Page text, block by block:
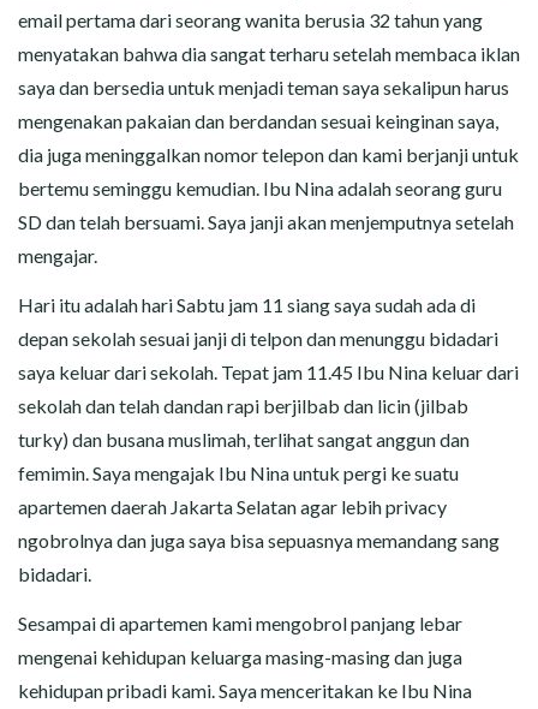
email pertama dari seorang wanita berusia 32 tahun yang
menyatakan bahwa dia sangat terharu setelah membaca iklan
saya dan bersedia untuk menjadi teman saya sekalipun harus
mengenakan pakaian dan berdandan sesuai keinginan saya,
dia juga meninggalkan nomor telepon dan kami berjanji untuk
bertemu seminggu kemudian. Ibu Nina adalah seorang guru
SD dan telah bersuami. Saya janji akan menjemputnya setelah
mengajar.
Hari itu adalah hari Sabtu jam 11 siang saya sudah ada di
depan sekolah sesuai janji di telpon dan menunggu bidadari
saya keluar dari sekolah. Tepat jam 11.45 Ibu Nina keluar dari
sekolah dan telah dandan rapi berjilbab dan licin (jilbab
turky) dan busana muslimah, terlihat sangat anggun dan
femimin. Saya mengajak Ibu Nina untuk pergi ke suatu
apartemen daerah Jakarta Selatan agar lebih privacy
ngobrolnya dan juga saya bisa sepuasnya memandang sang
bidadari.
Sesampai di apartemen kami mengobrol panjang lebar
mengenai kehidupan keluarga masing-masing dan juga
kehidupan pribadi kami. Saya menceritakan ke Ibu Nina
CARA NGIKLAN DI CERITAGILA.COM?